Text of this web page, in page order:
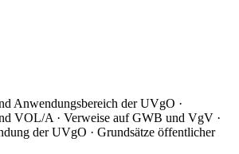
Anwendungsbereich der UVgO ·
VOL/A · Verweise auf GWB und VgV ·
der UVgO · Grundsätze öffentlicher